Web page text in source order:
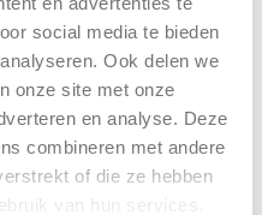
social media te bieden
Ook delen we
onze site met onze
en analyse. Deze
combineren met andere
of die ze hebben
van hun services.
Kampenhout
met een grote
aanproductverpakkingen
afval kun je eenvoudig